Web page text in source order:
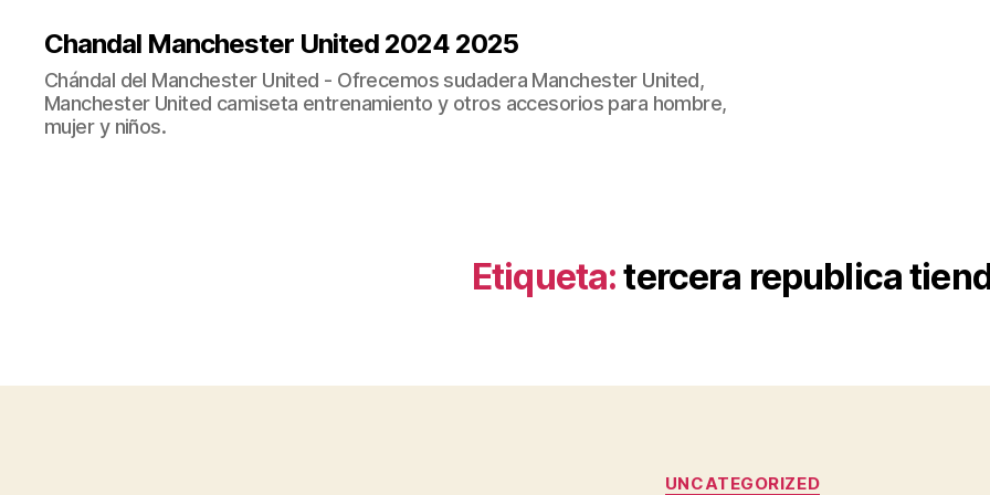
Chandal Manchester United 2024 2025
Chándal del Manchester United - Ofrecemos sudadera Manchester United,
Manchester United camiseta entrenamiento y otros accesorios para hombre,
mujer y niños.
Etiqueta:tercera republica
Categorías
UNCATEGORIZED